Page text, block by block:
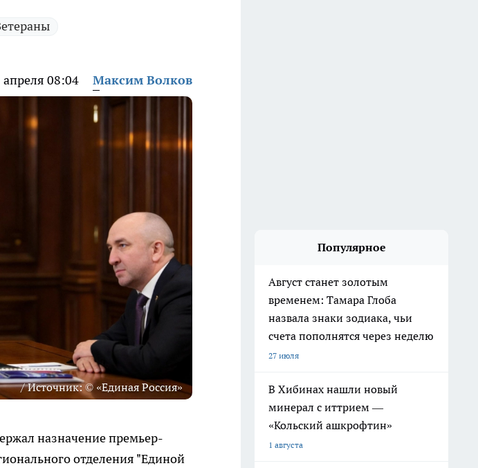
апреля 08:04 Максим Волков
/ Источник: © «Единая Россия»
назначение премьер-
отделения "Единой
Популярное
Август станет золотым
временем: Тамара Глоба
назвала знаки зодиака, чьи
счета пополнятся через неделю
27 июля
В Хибинах нашли новый
минерал с иттрием —
«Кольский ашкрофтин»
1 августа